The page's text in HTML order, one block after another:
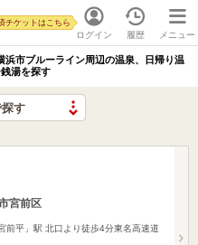
ログイン
チケットはこちら
履歴 メニュー
浜市ブルーライン周辺の温泉、日帰り温
湯を探す
す
宮前区
前平」駅 北口より徒歩4分東名高速道